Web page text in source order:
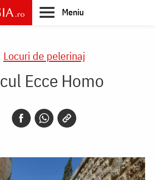
Meniu
Locuri de pelerinaj
Ecce Homo